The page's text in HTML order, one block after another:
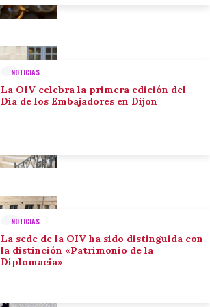
NOTICIAS
La OIV celebra la primera edición del
Día de los Embajadores en Dijon
NOTICIAS
La sede de la OIV ha sido distinguida con
la distinción «Patrimonio de la
Diplomacia»